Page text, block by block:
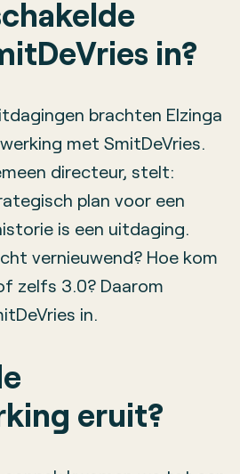
in?
brachten Elzinga
met SmitDeVries.
directeur, stelt:
plan voor een
is een uitdaging.
vernieuwend? Hoe kom
zelfs 3.0? Daarom
in.
eruit?